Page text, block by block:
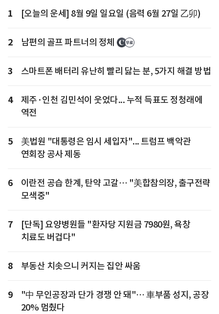
1 [오늘의 운세] 8월 9일 일요일 (음력 6월 27일 乙卯)
2 남편의 골프 파트너의 정체
3 스마트폰 배터리 유난히 빨리 닳는 분, 5가지 해결 방법
4
제주·인천 김민석이 웃었다... 누적 득표도 정청래에
역전
5
美법원 "대통령은 임시 세입자"... 트럼프 백악관
연회장 공사 제동
6
이란전 공습 한계, 탄약 고갈… "美합참의장, 출구전략
모색중"
7
[단독] 요양병원들 "환자당 지원금 7980원, 욕창
치료도 버겁다"
8 부동산 치솟으니 커지는 집안 싸움
9
"中 무인공장과 단가 경쟁 안 돼"… 車부품 성지, 공장
20% 멈췄다